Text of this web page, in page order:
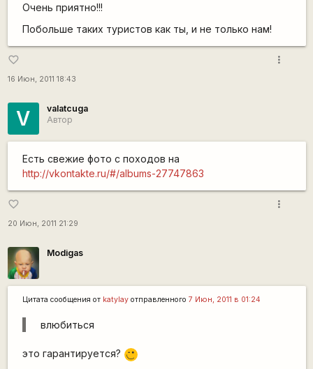
Очень приятно!!!
Побольше таких туристов как ты, и не только нам!
favorite_border
16 Июн, 2011 18:43
more_vert
V
valatcuga
Автор
Есть свежие фото с походов на
http://vkontakte.ru/#/albums-27747863
favorite_border
20 Июн, 2011 21:29
more_vert
Modigas
Цитата сообщения от katylayотправленного 7 Июн, 2011 в 01:24
влюбиться
это гарантируется? ,-)